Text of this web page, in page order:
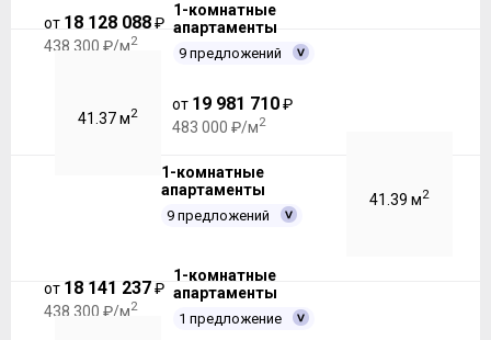
от 18 128 088₽
438 300 ₽/м2
1-комнатные
апартаменты
9 предложений
41.37 м2
от 19 981 710₽
483 000 ₽/м2
1-комнатные
апартаменты
9 предложений
41.39 м2
от 18 141 237₽
438 300 ₽/м2
1-комнатные
апартаменты
1 предложение